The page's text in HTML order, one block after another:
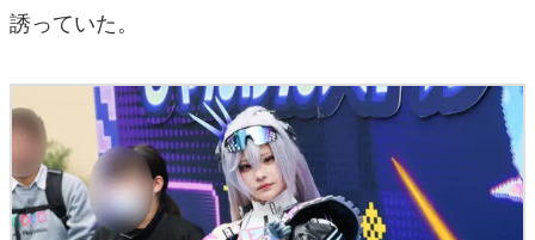
誘っていた。